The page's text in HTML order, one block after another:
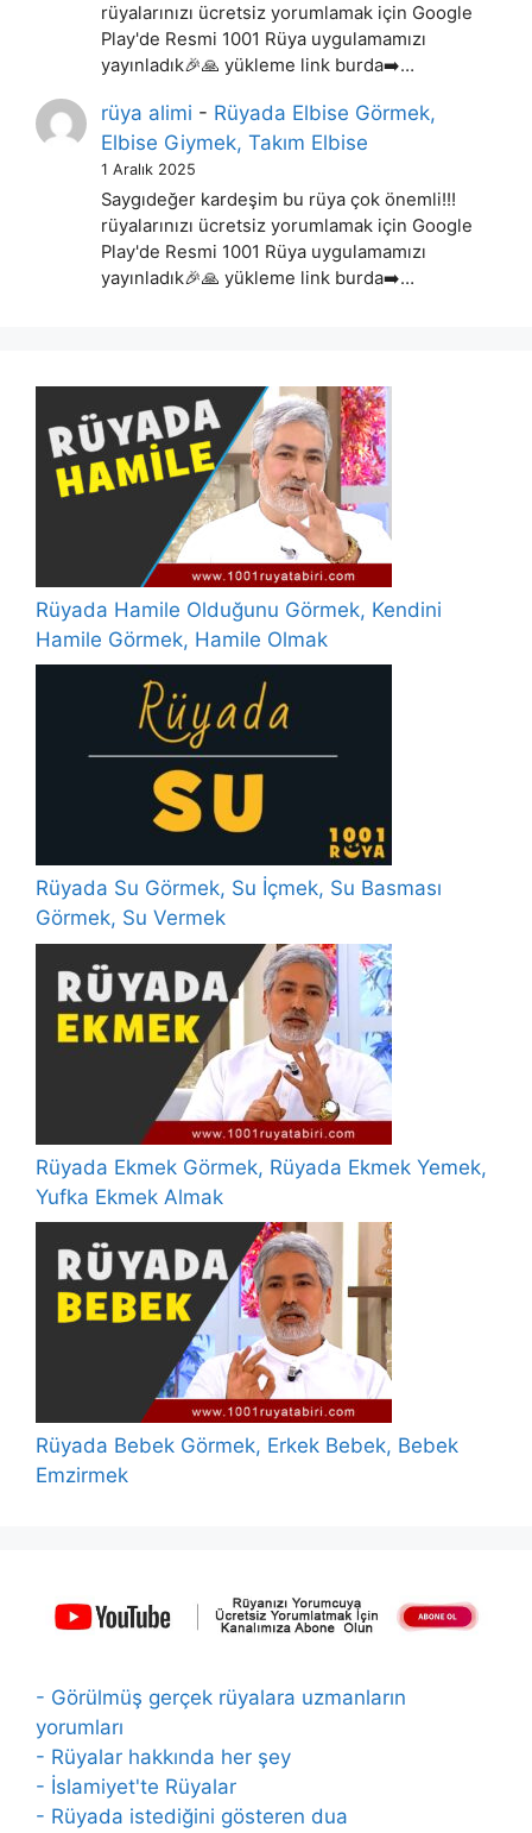
rüyalarınızı ücretsiz yorumlamak için Google
Play'de Resmi 1001 Rüya uygulamamızı
yayınladık🎉🙏 yükleme link burda➡️…
rüya alimi - Rüyada Elbise Görmek,
Elbise Giymek, Takım Elbise
1 Aralık 2025
Saygıdeğer kardeşim bu rüya çok önemli!!!
rüyalarınızı ücretsiz yorumlamak için Google
Play'de Resmi 1001 Rüya uygulamamızı
yayınladık🎉🙏 yükleme link burda➡️…
Rüyada Hamile Olduğunu Görmek, Kendini
Hamile Görmek, Hamile Olmak
Rüyada Su Görmek, Su İçmek, Su Basması
Görmek, Su Vermek
Rüyada Ekmek Görmek, Rüyada Ekmek Yemek,
Yufka Ekmek Almak
Rüyada Bebek Görmek, Erkek Bebek, Bebek
Emzirmek
- Görülmüş gerçek rüyalara uzmanların
yorumları
- Rüyalar hakkında her şey
- İslamiyet'te Rüyalar
- Rüyada istediğini gösteren dua